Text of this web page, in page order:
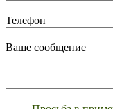
Телефон
Ваше сообщение